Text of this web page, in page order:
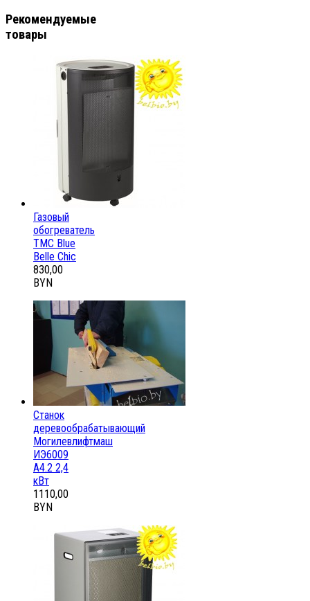
Рекомендуемые
товары
Газовый
обогреватель
ТМС Blue
Belle Chic
830,00
BYN
Станок
деревообрабатывающий
Могилевлифтмаш
ИЭ6009
А4.2 2,4
кВт
1110,00
BYN